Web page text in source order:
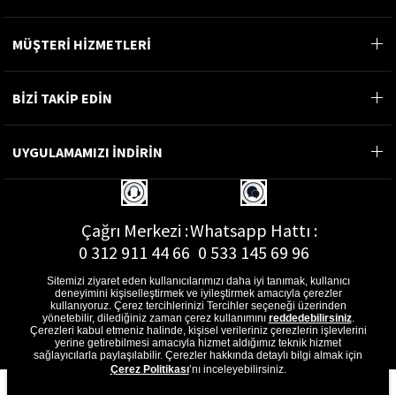
MÜŞTERİ HİZMETLERİ
BİZİ TAKİP EDİN
UYGULAMAMIZI İNDİRİN
Çağrı Merkezi :
0 312 911 44 66
Whatsapp Hattı :
0 533 145 69 96
E-Posta Adresi :
musterihizmetleri@gon.com.tr
Sitemizi ziyaret eden kullanıcılarımızı daha iyi tanımak, kullanıcı
deneyimini kişiselleştirmek ve iyileştirmek amacıyla çerezler
kullanıyoruz. Çerez tercihlerinizi Tercihler seçeneği üzerinden
yönetebilir, dilediğiniz zaman çerez kullanımını reddedebilirsiniz.
Çerezleri kabul etmeniz halinde, kişisel verileriniz çerezlerin işlevlerini
yerine getirebilmesi amacıyla hizmet aldığımız teknik hizmet
sağlayıcılarla paylaşılabilir. Çerezler hakkında detaylı bilgi almak için
Çerez Politikası’nı inceleyebilirsiniz.